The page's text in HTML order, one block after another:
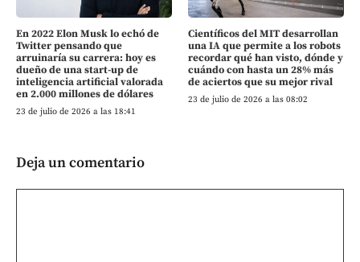
En 2022 Elon Musk lo echó de
Twitter pensando que
arruinaría su carrera: hoy es
dueño de una start-up de
inteligencia artificial valorada
en 2.000 millones de dólares
23 de julio de 2026 a las 18:41
Científicos del MIT desarrollan
una IA que permite a los robots
recordar qué han visto, dónde y
cuándo con hasta un 28% más
de aciertos que su mejor rival
23 de julio de 2026 a las 08:02
Deja un comentario